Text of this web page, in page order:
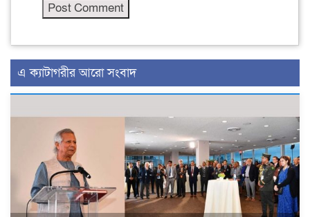
এ ক্যাটাগরীর আরো সংবাদ